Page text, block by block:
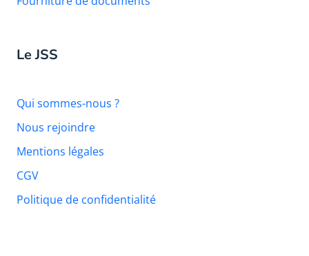
Le JSS
Qui sommes-nous ?
Nous rejoindre
Mentions légales
CGV
Politique de confidentialité